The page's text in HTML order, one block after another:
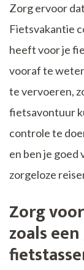
Zorg ervoor
Fietsvakantie
heeft voor je
vooraf te
te vervoeren,
fietsavontuur
controle te
en ben je
zorgeloze
Zorg
zoals